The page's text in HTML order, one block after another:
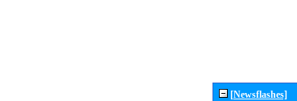
[Newsflashes]